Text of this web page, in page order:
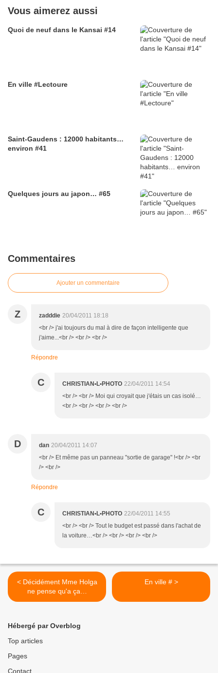
Vous aimerez aussi
Quoi de neuf dans le Kansai #14
En ville #Lectoure
Saint-Gaudens : 12000 habitants…
environ #41
Quelques jours au japon… #65
Commentaires
Ajouter un commentaire
Z zadddie 20/04/2011 18:18
<br /> j'ai toujours du mal à dire de façon intelligente que
j'aime...<br /> <br /> <br />
Répondre
C CHRISTIAN•L•PHOTO 22/04/2011 14:54
<br /> <br /> Moi qui croyait que j'étais un cas isolé…
<br /> <br /> <br /> <br />
D dan 20/04/2011 14:07
<br /> Et même pas un panneau "sortie de garage" !<br /> <br
/> <br />
Répondre
C CHRISTIAN•L•PHOTO 22/04/2011 14:55
<br /> <br /> Tout le budget est passé dans l'achat de
la voiture…<br /> <br /> <br /> <br />
< Décidément Mme Holga
ne pense qu'a ça…
En ville # >
Hébergé par Overblog
Top articles
Pages
Contact